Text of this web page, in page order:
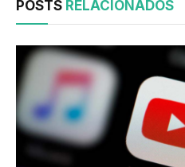
POSTS RELACIONADOS